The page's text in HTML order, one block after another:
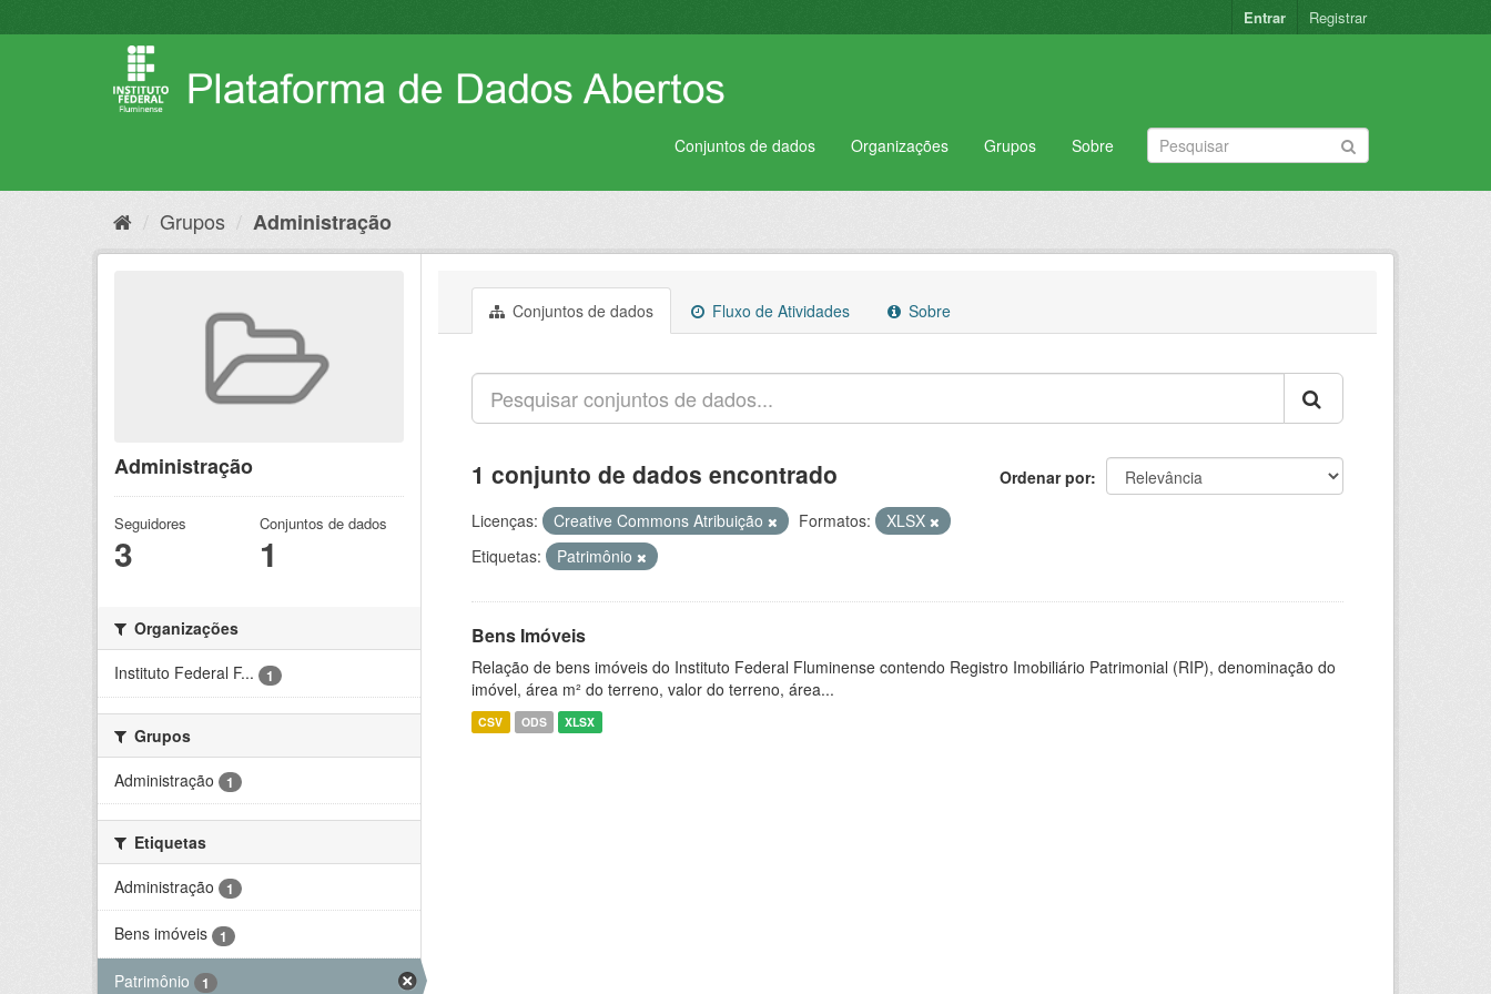
para
Entrar Registrar
Conjuntos de dados Organizações Grupos Sobre
Grupos Administração
Administração
Seguidores
3
Conjuntos de dados
1
Organizações
Instituto Federal F...
1
Grupos
Administração
1
Etiquetas
Administração
1
Bens imóveis 1
Patrimônio 1
Conjuntos de dados Fluxo de Atividades Sobre
Ordenar por
1 conjunto de dados encontrado
Licenças: Creative Commons Atribuição Formatos:
XLSX
Etiquetas:
Patrimônio
Bens Imóveis
Relação de bens imóveis do Instituto Federal Fluminense contendo Registro Imobiliário Patrimonial (RIP), denominação do
imóvel, área m² do terreno, valor do terreno, área...
CSV ODS XLSX